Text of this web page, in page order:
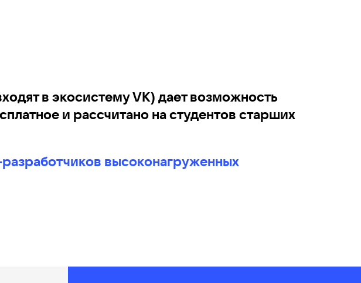
в экосистему VK) дает возможность
и рассчитано на студентов старших
высоконагруженных